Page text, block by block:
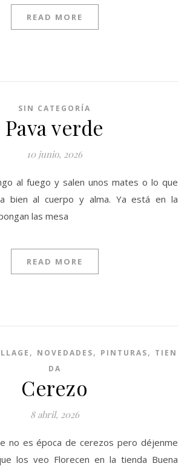
READ MORE
SIN CATEGORÍA
Pava verde
10 junio, 2026
al fuego y salen unos mates o lo que
bien al cuerpo y alma. Ya está en la
las mesa
READ MORE
, NOVEDADES, PINTURAS, TIEN
DA
Cerezo
8 abril, 2026
no es época de cerezos pero déjenme
los veo Florecen en la tienda Buena